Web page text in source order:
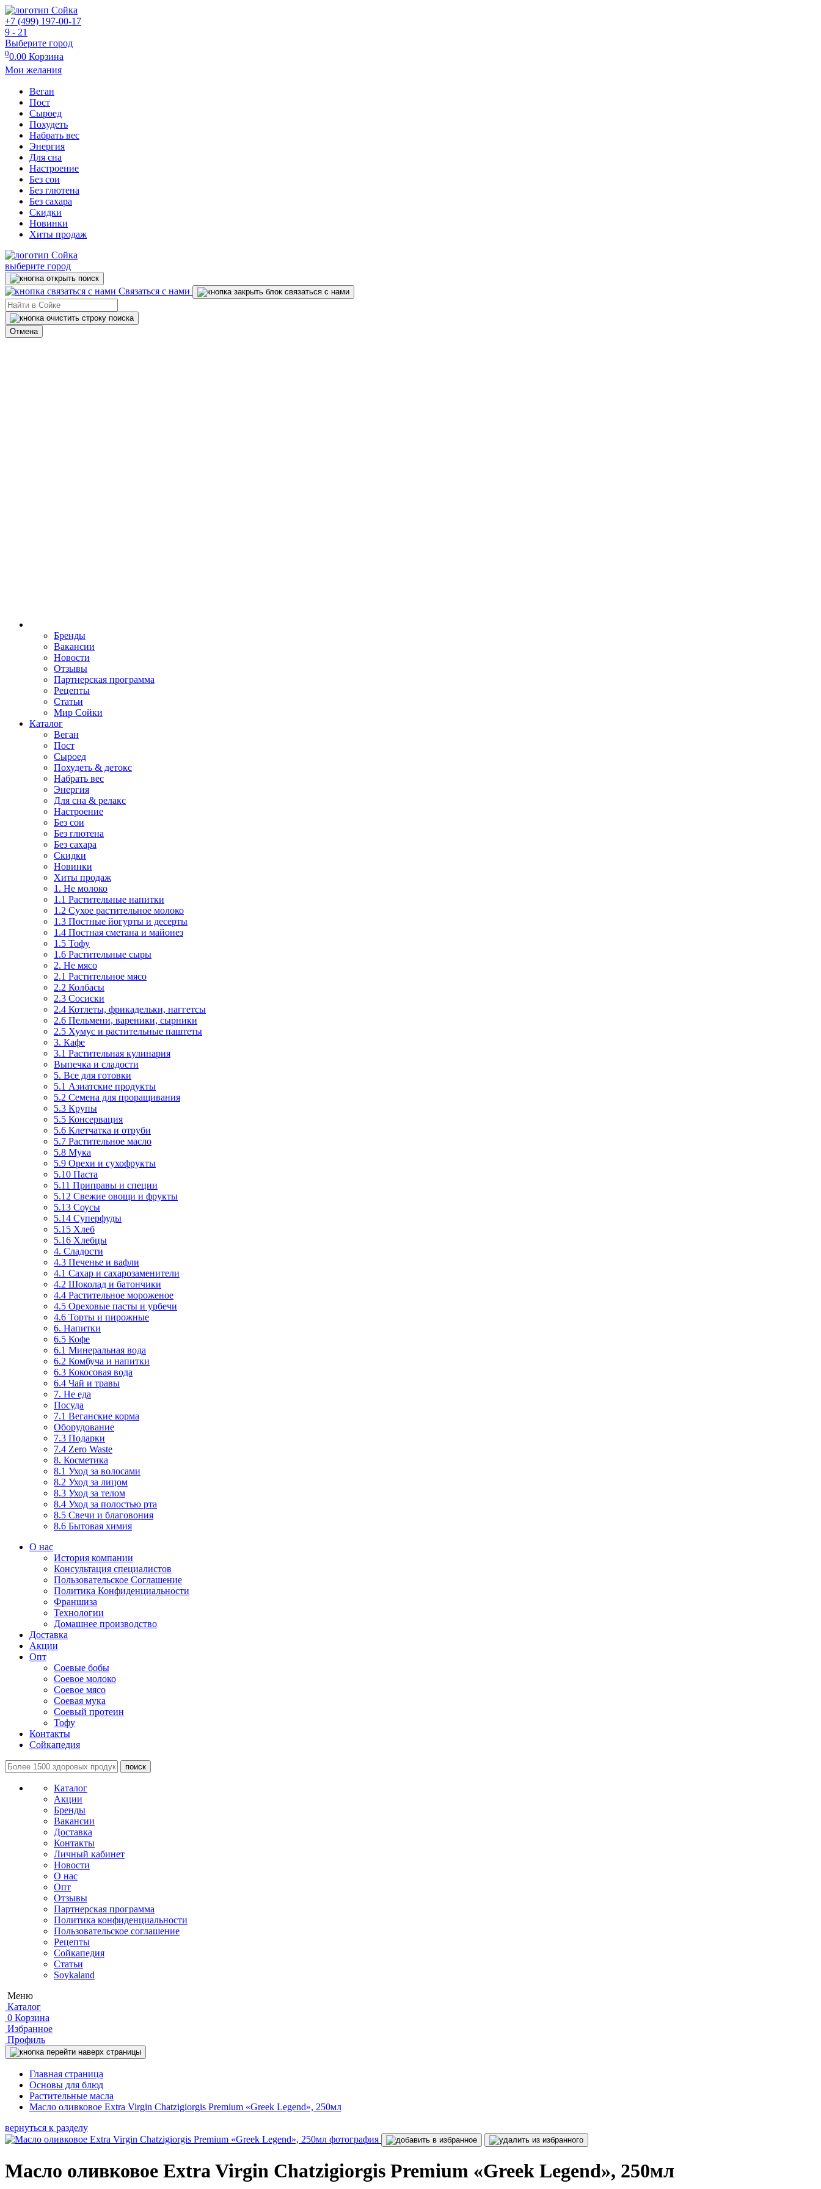
+7 (499) 197-00-17
9 - 21
Выберите город
00.00 Корзина
Мои желания
Веган
Пост
Сыроед
Похудеть
Набрать вес
Энергия
Для сна
Настроение
Без сои
Без глютена
Без сахара
Скидки
Новинки
Хиты продаж
выберите город
Связаться с нами
Отмена
Бренды
Вакансии
Новости
Отзывы
Партнерская программа
Рецепты
Статьи
Мир Сойки
Каталог
Веган
Пост
Сыроед
Похудеть & детокс
Набрать вес
Энергия
Для сна & релакс
Настроение
Без сои
Без глютена
Без сахара
Скидки
Новинки
Хиты продаж
1. Не молоко
1.1 Растительные напитки
1.2 Сухое растительное молоко
1.3 Постные йогурты и десерты
1.4 Постная сметана и майонез
1.5 Тофу
1.6 Растительные сыры
2. Не мясо
2.1 Растительное мясо
2.2 Колбасы
2.3 Сосиски
2.4 Котлеты, фрикадельки, наггетсы
2.6 Пельмени, вареники, сырники
2.5 Хумус и растительные паштеты
3. Кафе
3.1 Растительная кулинария
Выпечка и сладости
5. Все для готовки
5.1 Азиатские продукты
5.2 Семена для проращивания
5.3 Крупы
5.5 Консервация
5.6 Клетчатка и отруби
5.7 Растительное масло
5.8 Мука
5.9 Орехи и сухофрукты
5.10 Паста
5.11 Приправы и специи
5.12 Свежие овощи и фрукты
5.13 Соусы
5.14 Суперфуды
5.15 Хлеб
5.16 Хлебцы
4. Сладости
4.3 Печенье и вафли
4.1 Сахар и сахарозаменители
4.2 Шоколад и батончики
4.4 Растительное мороженое
4.5 Ореховые пасты и урбечи
4.6 Торты и пирожные
6. Напитки
6.5 Кофе
6.1 Минеральная вода
6.2 Комбуча и напитки
6.3 Кокосовая вода
6.4 Чай и травы
7. Не еда
Посуда
7.1 Веганские корма
Оборудование
7.3 Подарки
7.4 Zero Waste
8. Косметика
8.1 Уход за волосами
8.2 Уход за лицом
8.3 Уход за телом
8.4 Уход за полостью рта
8.5 Свечи и благовония
8.6 Бытовая химия
О нас
История компании
Консультация специалистов
Пользовательское Соглашение
Политика Конфиденциальности
Франшиза
Технологии
Домашнее производство
Доставка
Акции
Опт
Соевые бобы
Соевое молоко
Соевое мясо
Соевая мука
Соевый протеин
Тофу
Контакты
Сойкапедия
поиск
Каталог
Акции
Бренды
Вакансии
Доставка
Контакты
Личный кабинет
Новости
О нас
Опт
Отзывы
Партнерская программа
Политика конфиденциальности
Пользовательское соглашение
Рецепты
Сойкапедия
Статьи
Soykaland
Меню
Каталог
0 Корзина
Избранное
Профиль
Главная страница
Основы для блюд
Растительные масла
Масло оливковое Extra Virgin Chatzigiorgis Premium «Greek Legend», 250мл
вернуться к разделу
Масло оливковое Extra Virgin Chatzigiorgis Premium «Greek Legend», 250мл